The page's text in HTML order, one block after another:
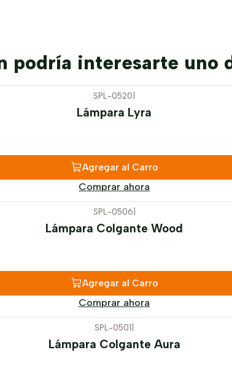
podría interesarte uno
SPL-0520
Lámpara Lyra
Agregar al Carro
Comprar ahora
SPL-0506
Lámpara Colgante Wood
Agregar al Carro
Comprar ahora
SPL-0501
Lámpara Colgante Aura